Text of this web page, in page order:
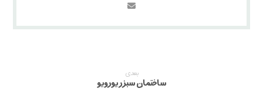
بعدی
ساختمان سبز ریورویو